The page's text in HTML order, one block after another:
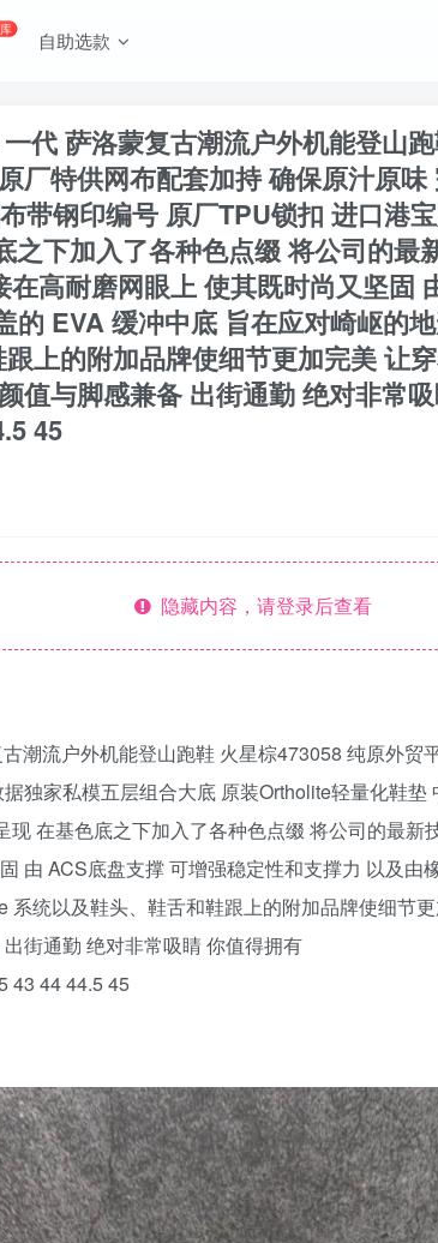
自助选款
代 萨洛蒙复古潮流户外机能登山
厂特供网布配套加持 确保原汁原
带钢印编号 原厂TPU锁扣 进口港
之下加入了各种色点缀 将公司的
高耐磨网眼上 使其既时尚又坚固
EVA 缓冲中底 旨在应对崎岖的
上的附加品牌使细节更加完美 让
值与脚感兼备 出街通勤 绝对非常
45
隐藏内容，请登录后查看
潮流户外机能登山跑鞋 火星棕473058 纯原外
独家私模五层组合大底 原装Ortholite轻量化鞋
现 在基色底之下加入了各种色点缀 将公司的最
由 ACS底盘支撑 可增强稳定性和支撑力 以及
统以及鞋头、鞋舌和鞋跟上的附加品牌使细节
街通勤 绝对非常吸睛 你值得拥有
43 44 44.5 45